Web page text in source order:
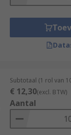
Subtotaal (1 rol van
€ 12,30(excl. BTW)
Aantal